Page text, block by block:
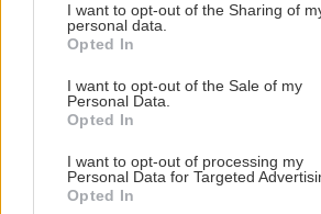
I want to opt-out of the Sharing of
personal data.
Opted In
I want to opt-out of the Sale of my
Personal Data.
Opted In
I want to opt-out of processing my
Personal Data for Targeted
Opted In
ΚΟΣΜΟΣ
δεν αλλάξουν στάση οι ΗΠΑ»
ΚΡΗΤΗ
Τραγωδία στον Κάβρο Χανίων -